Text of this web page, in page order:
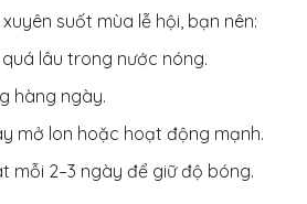
suốt mùa lễ hội, bạn nên:
lâu trong nước nóng.
hàng ngày.
mở lon hoặc hoạt động mạnh.
mỗi 2–3 ngày để giữ độ bóng.